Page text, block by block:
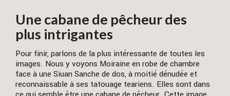
Une cabane de pêcheur des
plus intrigantes
Pour finir, parlons de la plus intéressante de toutes les
images. Nous y voyons Moiraine en robe de chambre
face à une Siuan Sanche de dos, à moitié dénudée et
reconnaissable à ses tatouage teariens. Elles sont dans